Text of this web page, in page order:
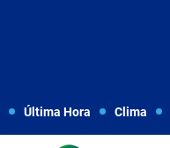
Última Hora Clima